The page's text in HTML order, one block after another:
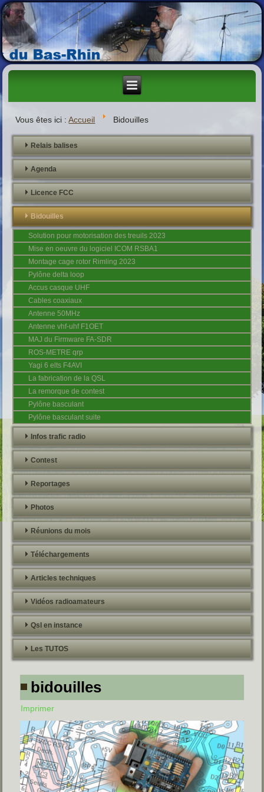
Vous êtes ici :Accueil Bidouilles
Relais balises
Agenda
Licence FCC
Bidouilles
Solution pour motorisation des treuils 2023
Mise en oeuvre du logiciel ICOM RSBA1
Montage cage rotor Rimling 2023
Pylône delta loop
Accus casque UHF
Cables coaxiaux
Antenne 50MHz
Antenne vhf-uhf F1OET
MAJ du Firmware FA-SDR
ROS-METRE qrp
Yagi 6 elts F4AVI
La fabrication de la QSL
La remorque de contest
Pylône basculant
Pylône basculant suite
Infos trafic radio
Contest
Reportages
Photos
Réunions du mois
Téléchargements
Articles techniques
Vidéos radioamateurs
Qsl en instance
Les TUTOS
bidouilles
Imprimer